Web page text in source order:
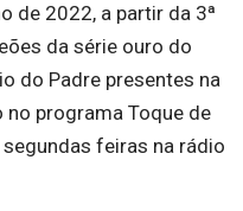
de 2022, a partir da 3ª
da série ouro do
do Padre presentes na
programa Toque de
feiras na rádio